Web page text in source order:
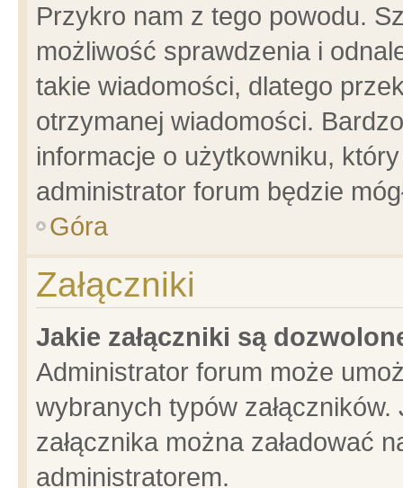
Przykro nam z tego powodu.
możliwość sprawdzenia i
takie wiadomości, dlatego
otrzymanej wiadomości.
informacje o użytkowniku,
administrator forum będzie
Góra
Załączniki
Jakie załączniki są
Administrator forum może
wybranych typów
załącznika można załadować
administratorem.